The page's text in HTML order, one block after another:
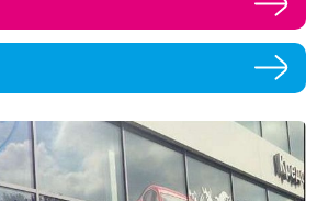
заявку", я даю согласие на
данных и согласие с политикой